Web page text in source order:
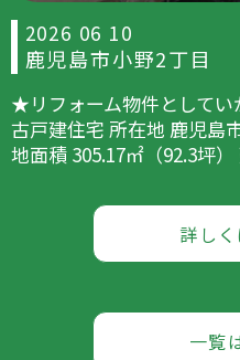
2026 06 10
鹿児島市小野2丁目
★リフォーム物件としてい
古戸建住宅 所在地 鹿児島
地面積 305.17㎡（92.3坪
詳し
一覧